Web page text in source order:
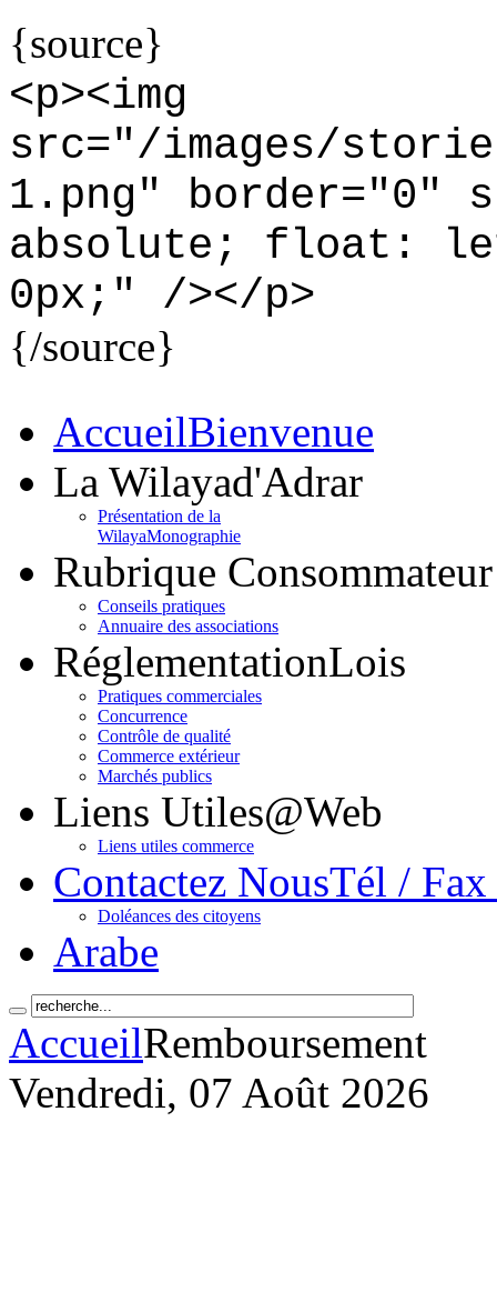
{source}
<p><img
src="/images/
1.png" border="0"
absolute; float:
0px;" /></p>
{/source}
AccueilBienvenue
La Wilayad'Adrar
Présentation de la
WilayaMonographie
Rubrique Consommateur
Conseils pratiques
Annuaire des associations
RéglementationLois
Pratiques commerciales
Concurrence
Contrôle de qualité
Commerce extérieur
Marchés publics
Liens Utiles@Web
Liens utiles commerce
Contactez NousTél /
Doléances des citoyens
Arabe
AccueilRemboursement
Vendredi, 07 Août 2026